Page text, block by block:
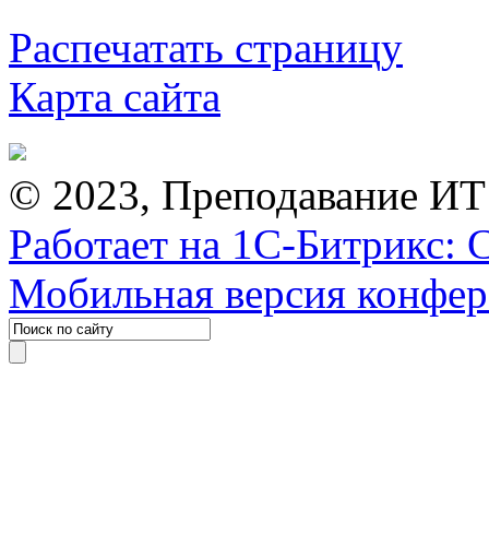
Распечатать страницу
Карта сайта
© 2023, Преподавание
Работает на 1С-Битрикс:
Мобильная версия